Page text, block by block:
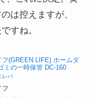
は控えますが、
すね。
フ(GREEN LIFE) ホームダ
ミの一時保管 DC-160
レバ
フ